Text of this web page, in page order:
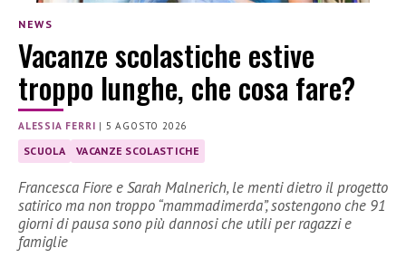
NEWS
Vacanze scolastiche estive
troppo lunghe, che cosa fare?
ALESSIA FERRI | 5 AGOSTO 2026
SCUOLA VACANZE SCOLASTICHE
Francesca Fiore e Sarah Malnerich, le menti dietro il progetto
satirico ma non troppo “mammadimerda”, sostengono che 91
giorni di pausa sono più dannosi che utili per ragazzi e
famiglie